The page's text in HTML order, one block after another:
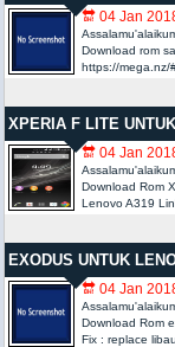
🔛 04 Jan
Download rom
https://mega.nz/
XPERIA F LITE
🔛 04 Jan
Download Rom
Lenovo A319
EXODUS UNTUK
🔛 04 Jan
Download Rom
Fix : replace